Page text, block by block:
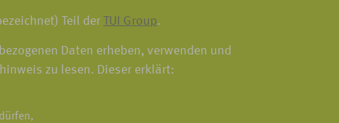
Teil der TUI Group.
Daten erheben, verwenden und
zu lesen. Dieser erklärt: